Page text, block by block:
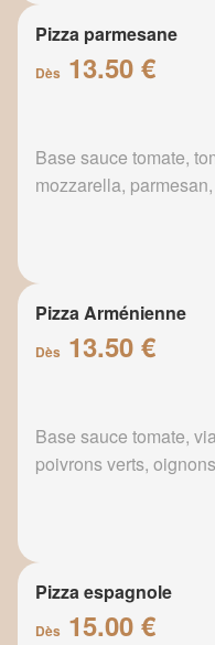
Pizza parmesane
Dès 13.50 €
Base sauce tomate,
mozzarella,
Pizza Arménienne
Dès 13.50 €
Base sauce tomate,
poivrons verts,
Pizza espagnole
Dès 15.00 €